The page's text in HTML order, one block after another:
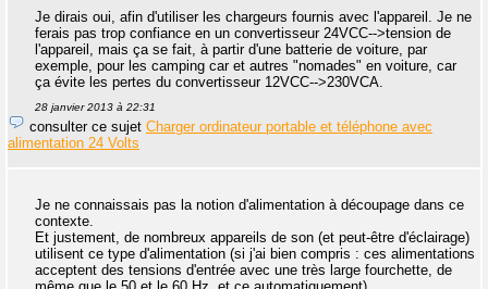
Je dirais oui, afin d'utiliser les chargeurs fournis avec l'appareil. Je ne
ferais pas trop confiance en un convertisseur 24VCC-->tension de
l'appareil, mais ça se fait, à partir d'une batterie de voiture, par
exemple, pour les camping car et autres "nomades" en voiture, car
ça évite les pertes du convertisseur 12VCC-->230VCA.
28 janvier 2013 à 22:31
consulter ce sujet Charger ordinateur portable et téléphone avec
alimentation 24 Volts
Je ne connaissais pas la notion d'alimentation à découpage dans ce
contexte.
Et justement, de nombreux appareils de son (et peut-être d'éclairage)
utilisent ce type d'alimentation (si j'ai bien compris : ces alimentations
acceptent des tensions d'entrée avec une très large fourchette, de